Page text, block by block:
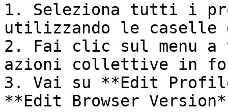
1. Seleziona tutti i
utilizzando le
2. Fai clic sul menu
azioni collettive in
3. Vai su **Edit
**Edit Browser